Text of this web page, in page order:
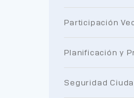
Participación
Planificación y
Seguridad